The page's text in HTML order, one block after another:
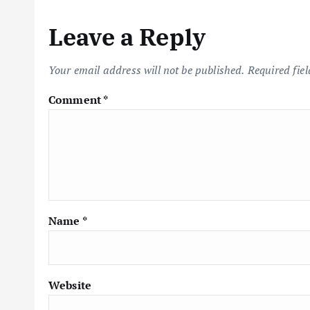
Leave a Reply
Your email address will not be published. Required
Comment*
Name *
Website